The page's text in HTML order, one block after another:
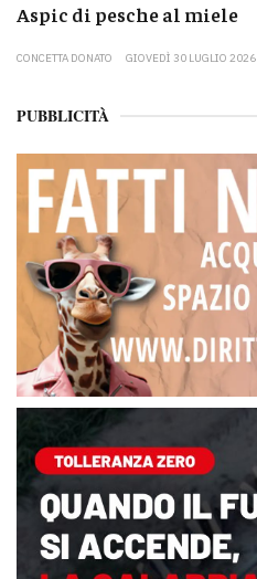
Aspic di pesche al miele
CONCETTA DONATO GIOVEDÌ 30 LUGLIO 2026
PUBBLICITÀ